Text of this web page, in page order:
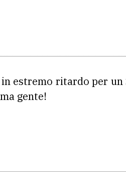
estremo ritardo per un
gente!